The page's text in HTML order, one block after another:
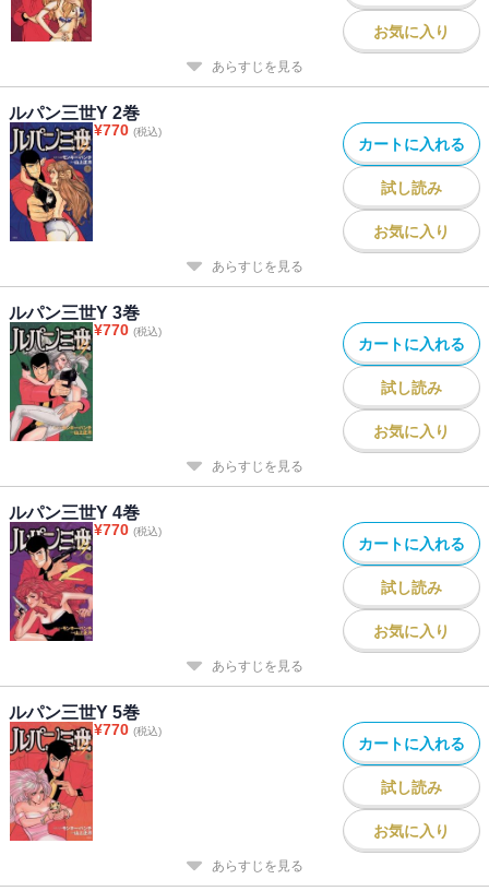
お気に入り
あらすじを見る
ルパン三世Y 2巻
¥770 (税込)
カートに入れる
試し読み
お気に入り
あらすじを見る
ルパン三世Y 3巻
¥770 (税込)
カートに入れる
試し読み
お気に入り
あらすじを見る
ルパン三世Y 4巻
¥770 (税込)
カートに入れる
試し読み
お気に入り
あらすじを見る
ルパン三世Y 5巻
¥770 (税込)
カートに入れる
試し読み
お気に入り
あらすじを見る